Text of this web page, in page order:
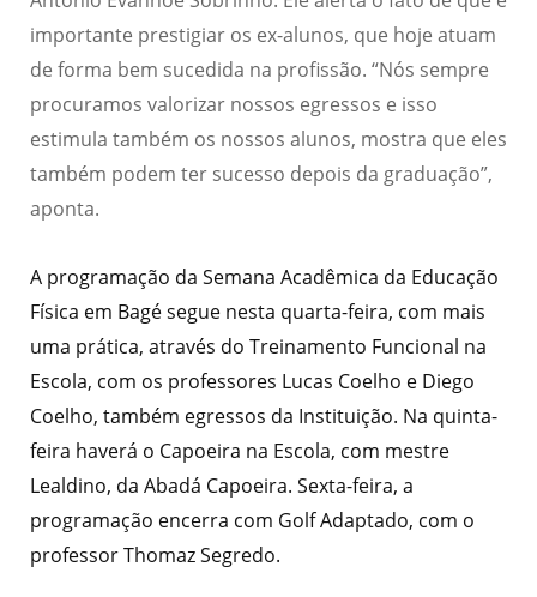
importante prestigiar os ex-alunos, que hoje atuam
de forma bem sucedida na profissão. “Nós sempre
procuramos valorizar nossos egressos e isso
estimula também os nossos alunos, mostra que eles
também podem ter sucesso depois da graduação”,
aponta.
A programação da Semana Acadêmica da Educação
Física em Bagé segue nesta quarta-feira, com mais
uma prática, através do Treinamento Funcional na
Escola, com os professores Lucas Coelho e Diego
Coelho, também egressos da Instituição. Na quinta-
feira haverá o Capoeira na Escola, com mestre
Lealdino, da Abadá Capoeira. Sexta-feira, a
programação encerra com Golf Adaptado, com o
professor Thomaz Segredo.